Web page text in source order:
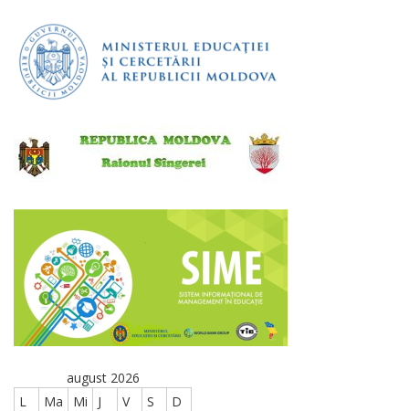
august 2026
L
Ma Mi J V S
D